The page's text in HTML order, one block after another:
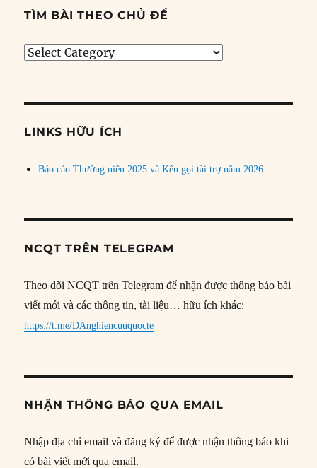
TÌM BÀI THEO CHỦ ĐỀ
Tìm
đề
LINKS HỮU ÍCH
Báo cáo Thường niên 2025 và Kêu gọi tài trợ năm 2026
NCQT TRÊN TELEGRAM
Theo dõi NCQT trên Telegram để nhận được thông báo bài
viết mới và các thông tin, tài liệu… hữu ích khác:
https://t.me/DAnghiencuuquocte
NHẬN THÔNG BÁO QUA EMAIL
Nhập địa chỉ email và đăng ký để được nhận thông báo khi
có bài viết mới qua email.